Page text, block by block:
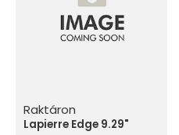
Raktáron
Lapierre Edge 9.29"